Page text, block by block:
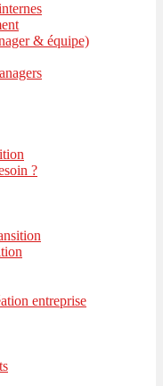
& équipe)
?
entreprise